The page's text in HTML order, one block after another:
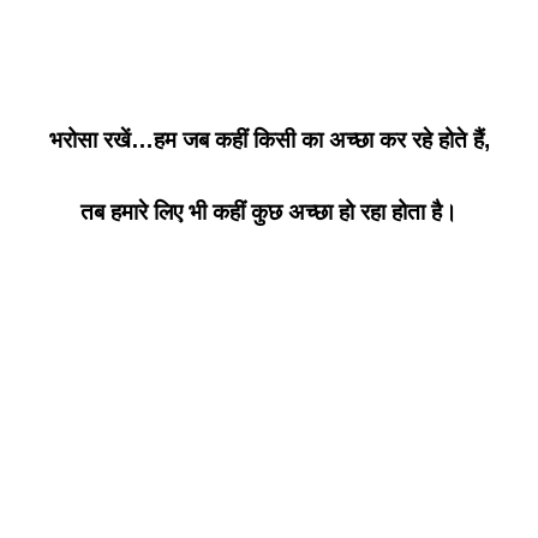
भरोसा रखें…हम जब कहीं किसी का अच्छा कर रहे होते हैं,
तब हमारे लिए भी कहीं कुछ अच्छा हो रहा होता है।